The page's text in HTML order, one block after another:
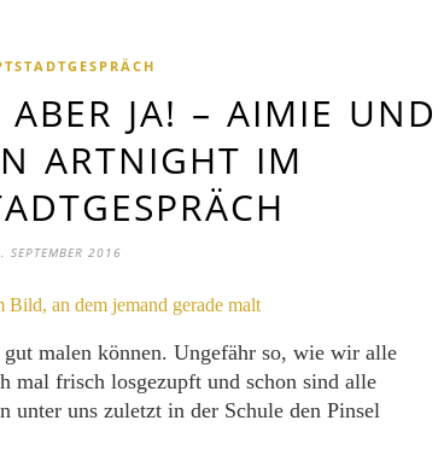
JA! – AIMIE UND
ARTNIGHT IM
SEPTEMBER 2016
malen können. Ungefähr so, wie wir alle
mal frisch losgezupft und schon sind alle
unter uns zuletzt in der Schule den Pinsel